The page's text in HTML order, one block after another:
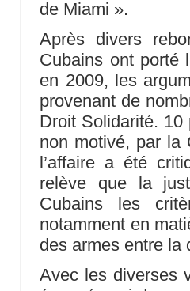
de Miami ».
Après divers
Cubains ont porté
en 2009, les
provenant de
Droit Solidarité.
non motivé, par la
l’affaire a été
relève que la
Cubains les
notamment en
des armes entre la
Avec les diverses